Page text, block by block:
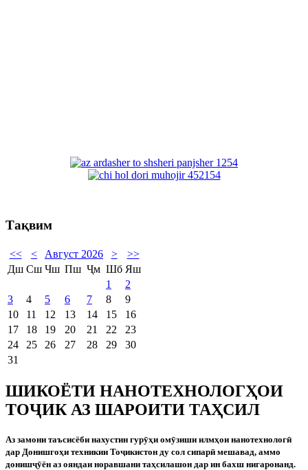
Тақвим
<< < Август 2026 >
>>
Дш Сш Чш Пш Ҷм Шб Яш
1
2
3
4 5 6 7 8
9
10
11 12 13 14 15
16
17
18 19 20 21 22
23
24
25 26 27 28 29
30
31
ШИКОЁТИ НАНОТЕХНОЛОГҲОИ
ТОҶИК АЗ ШАРОИТИ ТАҲСИЛ
Аз замони таъсисёби нахустин гурӯҳи омӯзиши илмҳои нанотехнологӣ
дар Донишгоҳи техникии Тоҷикистон ду сол сипарӣ мешавад, аммо
донишҷӯён аз ояндаи норавшани таҳсилашон дар ин бахш нигаронанд.